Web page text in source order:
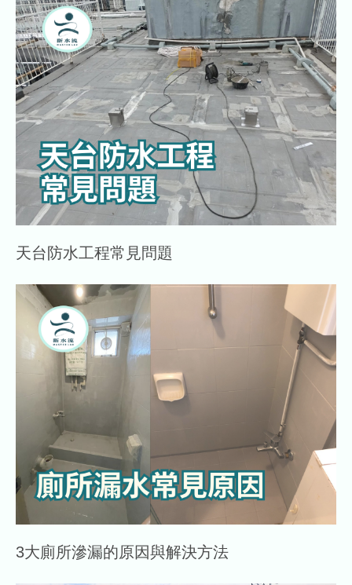
天台防水工程常見問題
3大廁所滲漏的原因與解決方法